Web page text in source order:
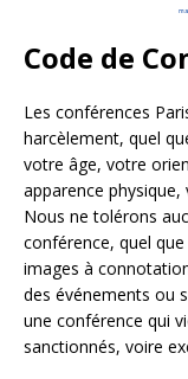
Code de
Les conférences
harcèlement, quel
votre âge, votre
apparence
Nous ne tolérons
conférence, quel
images à
des événements ou
une conférence qui
sanctionnés, voire